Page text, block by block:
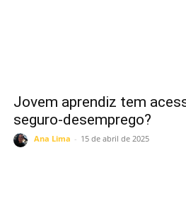
Jovem aprendiz tem
seguro-desemprego?
Ana Lima - 15 de abril de 2025